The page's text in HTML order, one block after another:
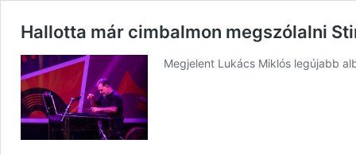
Hallotta már cimbalmon megszólalni
Megjelent Lukács Miklós legújabb